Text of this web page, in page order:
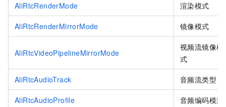
AliRtcRenderMode 渲染模式
AliRtcRenderMirrorMode 镜像模式
AliRtcVideoPipelineMirrorMode
视频流镜像模
式
AliRtcAudioTrack 音频流类型
AliRtcAudioProfile 音频编码模式